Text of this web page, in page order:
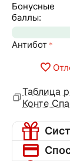
Бонусные
баллы:
Антибот
Таблица
Конте Спа